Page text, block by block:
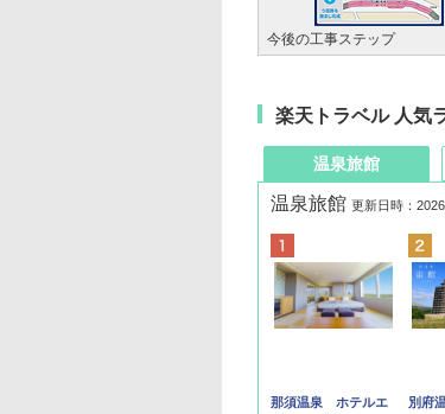
今後の工事ステップ
楽天トラベル 人気
温泉旅館
温泉旅館 更新日時：
那須温泉 ホテルエ
別府